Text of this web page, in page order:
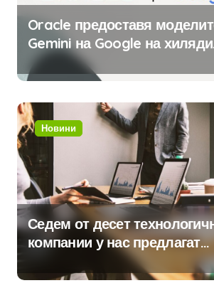
Oracle предоставя
Gemini на Google на хиляди
клиенти на бизнес
приложения
Новини
Седем от десет
компании у нас предлагат
хибридна работа